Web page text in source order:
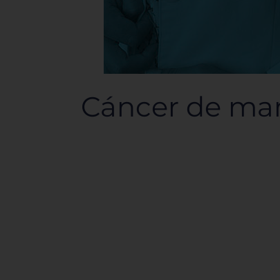
Cáncer de